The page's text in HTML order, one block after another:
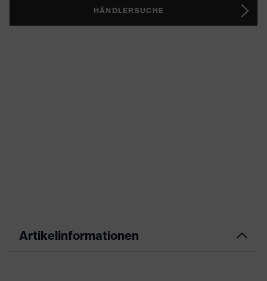
HÄNDLERSUCHE
Artikelinformationen